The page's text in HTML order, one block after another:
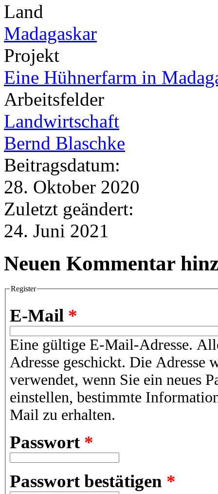
Land
Madagaskar
Projekt
Eine Hühnerfarm in
Arbeitsfelder
Landwirtschaft
Bernd Blaschke
Beitragsdatum:
28. Oktober 2020
Zuletzt geändert:
24. Juni 2021
Neuen Kommentar
Register
E-Mail *
Eine gültige E-Mail-Adresse.
Adresse geschickt. Die
verwendet, wenn Sie ein neues
einstellen, bestimmte
Mail zu erhalten.
Passwort *
Passwort bestätigen *